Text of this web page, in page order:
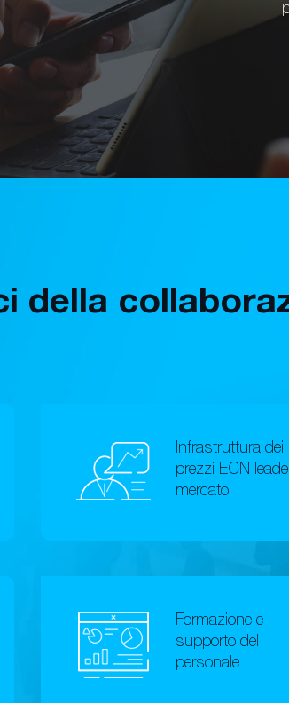
della
Infrastruttura dei
prezzi ECN
mercato
Formazione e
supporto del
personale